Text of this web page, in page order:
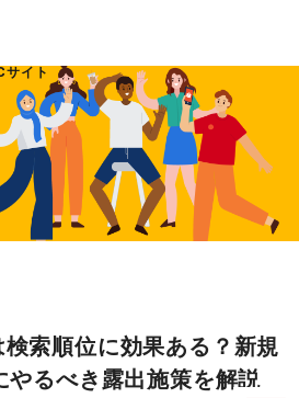
サイト
索順位に効果ある？新規
やるべき露出施策を解説